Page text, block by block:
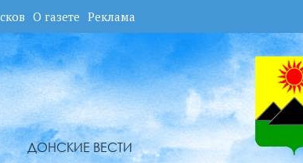
О газете Реклама
ДОНСКИЕ ВЕСТИ